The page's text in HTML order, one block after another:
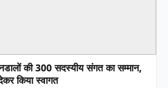
की 300 सदस्यीय संगत का सम्मान,
किया स्वागत